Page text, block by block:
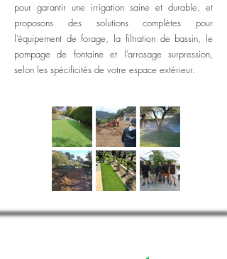
pour garantir une irrigation saine et durable, et
proposons des solutions complètes pour
l’équipement de forage, la filtration de bassin, le
pompage de fontaine et l’arrosage surpression,
selon les spécificités de votre espace extérieur.